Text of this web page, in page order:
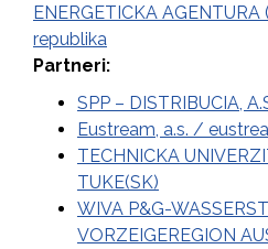
ENERGETICKA AGENTURA
republika
Partneri:
SPP – DISTRIBUCIA,
Eustream, a.s. /
TECHNICKA
TUKE(SK)
WIVA P&G-
VORZEIGEREGION